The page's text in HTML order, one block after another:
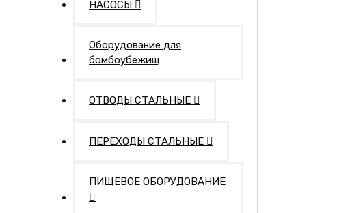
НАСОСЫ
Оборудование для
бомбоубежищ
ОТВОДЫ СТАЛЬНЫЕ
ПЕРЕХОДЫ СТАЛЬНЫЕ
ПИЩЕВОЕ ОБОРУДОВАНИЕ